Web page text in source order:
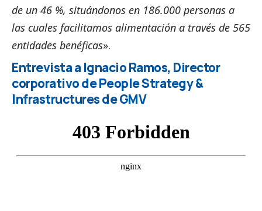
de un 46 %, situándonos en 186.000 personas a
las cuales facilitamos alimentación a través de 565
entidades benéficas».
Entrevista a Ignacio Ramos, Director
corporativo de People Strategy &
Infrastructures de GMV